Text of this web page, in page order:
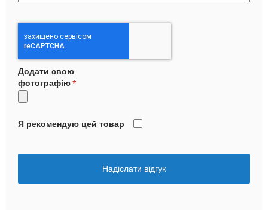
Додати свою
фотографію
Я рекомендую цей товар
Надіслати відгук